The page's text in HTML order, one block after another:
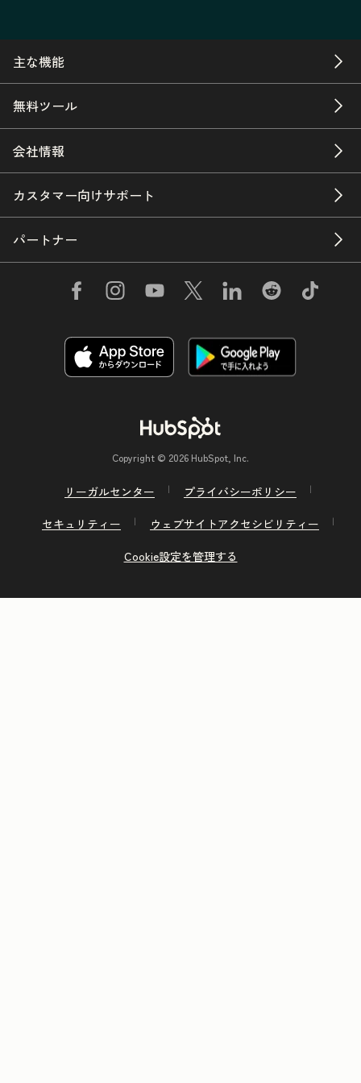
主な機能
無料ツール
会社情報
カスタマー向けサポート
パートナー
Copyright © 2026 HubSpot, Inc.
リーガルセンター
プライバシーポリシー
セキュリティー
ウェブサイトアクセシビリティー
Cookie設定を管理する